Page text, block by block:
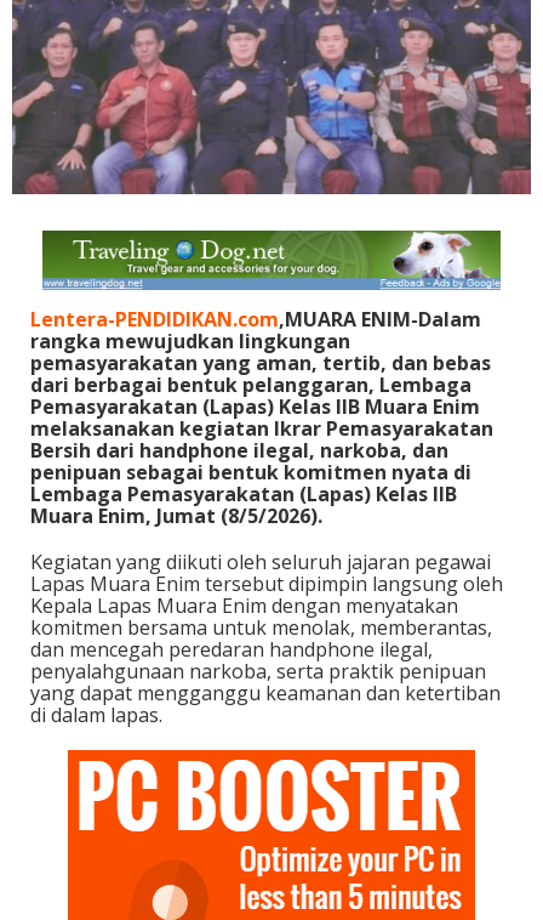
Lentera-PENDIDIKAN.com,MUARA ENIM-Dalam
rangka mewujudkan lingkungan
pemasyarakatan yang aman, tertib, dan bebas
dari berbagai bentuk pelanggaran, Lembaga
Pemasyarakatan (Lapas) Kelas IIB Muara Enim
melaksanakan kegiatan Ikrar Pemasyarakatan
Bersih dari handphone ilegal, narkoba, dan
penipuan sebagai bentuk komitmen nyata di
Lembaga Pemasyarakatan (Lapas) Kelas IIB
Muara Enim, Jumat (8/5/2026).
Kegiatan yang diikuti oleh seluruh jajaran pegawai
Lapas Muara Enim tersebut dipimpin langsung oleh
Kepala Lapas Muara Enim dengan menyatakan
komitmen bersama untuk menolak, memberantas,
dan mencegah peredaran handphone ilegal,
penyalahgunaan narkoba, serta praktik penipuan
yang dapat mengganggu keamanan dan ketertiban
di dalam lapas.